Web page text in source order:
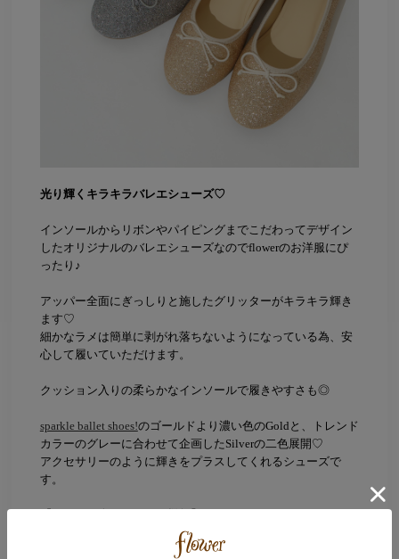
光り輝くキラキラバレエシューズ♡
インソールからリボンやパイピングまでこだわってデザイン
したオリジナルのバレエシューズなのでflowerのお洋服にぴ
ったり♪
アッパー全面にぎっしりと施したグリッターがキラキラ輝き
ます♡
細かなラメは簡単に剥がれ落ちないようになっている為、安
心して履いていただけます。
クッション入りの柔らかなインソールで履きやすさも◎
sparkle ballet shoes!のゴールドより濃い色のGoldと、トレンド
カラーのグレーに合わせて企画したSilverの二色展開♡
アクセサリーのように輝きをプラスしてくれるシューズで
す。
再入荷通知ボタンをクリック！
品切れの場合はカートに入れるボタンが”入荷お知らせ”に変